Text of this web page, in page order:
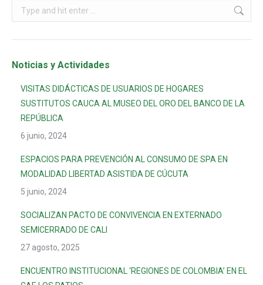
Noticias y Actividades
VISITAS DIDÁCTICAS DE USUARIOS DE HOGARES
SUSTITUTOS CAUCA AL MUSEO DEL ORO DEL BANCO DE LA
REPÚBLICA
6 junio, 2024
ESPACIOS PARA PREVENCIÓN AL CONSUMO DE SPA EN
MODALIDAD LIBERTAD ASISTIDA DE CÚCUTA
5 junio, 2024
SOCIALIZAN PACTO DE CONVIVENCIA EN EXTERNADO
SEMICERRADO DE CALI
27 agosto, 2025
ENCUENTRO INSTITUCIONAL ‘REGIONES DE COLOMBIA’ EN EL